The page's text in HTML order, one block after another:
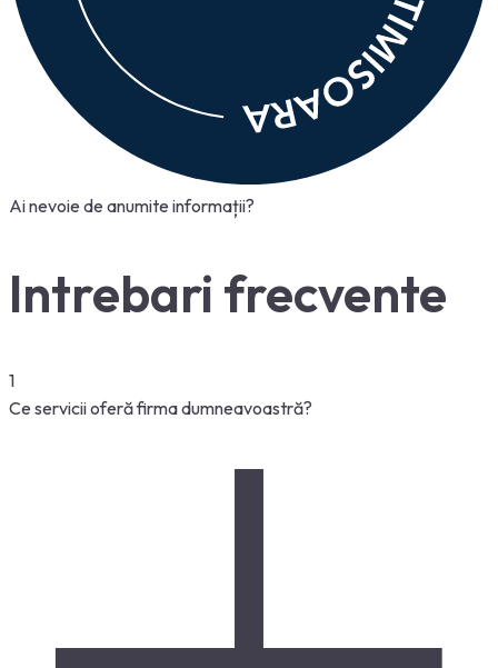
Ai nevoie de anumite informații?
Intrebari frecvente
1
Ce servicii oferă firma dumneavoastră?